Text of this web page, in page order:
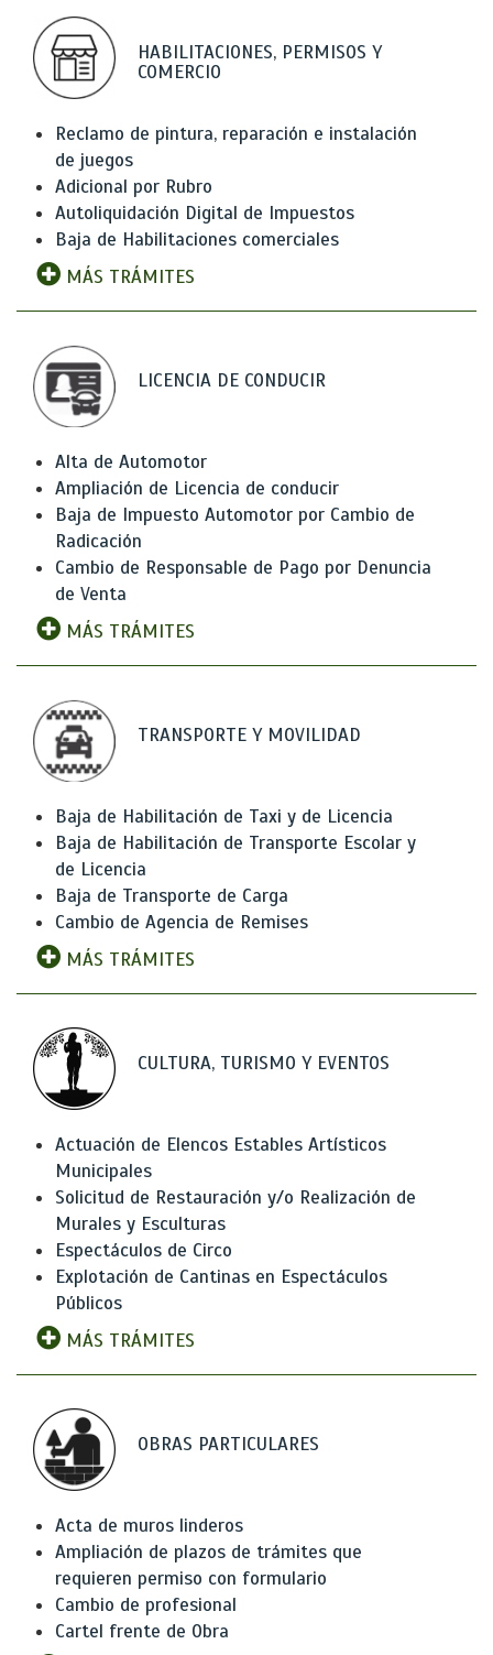
HABILITACIONES, PERMISOS Y
COMERCIO
Reclamo de pintura, reparación e instalación
de juegos
Adicional por Rubro
Autoliquidación Digital de Impuestos
Baja de Habilitaciones comerciales
MÁS TRÁMITES
LICENCIA DE CONDUCIR
Alta de Automotor
Ampliación de Licencia de conducir
Baja de Impuesto Automotor por Cambio de
Radicación
Cambio de Responsable de Pago por Denuncia
de Venta
MÁS TRÁMITES
TRANSPORTE Y MOVILIDAD
Baja de Habilitación de Taxi y de Licencia
Baja de Habilitación de Transporte Escolar y
de Licencia
Baja de Transporte de Carga
Cambio de Agencia de Remises
MÁS TRÁMITES
CULTURA, TURISMO Y EVENTOS
Actuación de Elencos Estables Artísticos
Municipales
Solicitud de Restauración y/o Realización de
Murales y Esculturas
Espectáculos de Circo
Explotación de Cantinas en Espectáculos
Públicos
MÁS TRÁMITES
OBRAS PARTICULARES
Acta de muros linderos
Ampliación de plazos de trámites que
requieren permiso con formulario
Cambio de profesional
Cartel frente de Obra